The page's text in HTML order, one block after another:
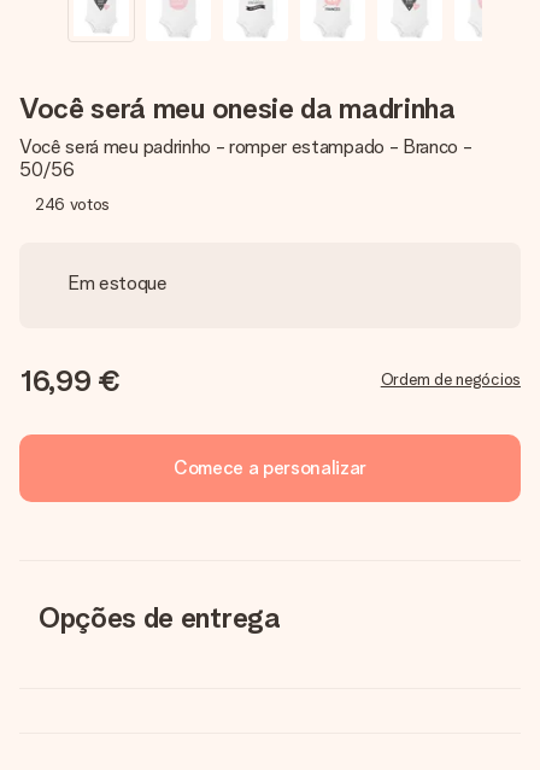
Você será meu onesie da madrinha
Você será meu padrinho - romper estampado - Branco -
50/56
246 votos
Em estoque
16,99 € Ordem de negócios
Comece a personalizar
Opções de entrega